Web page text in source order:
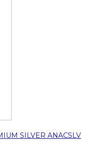
SILVER ANACSLV